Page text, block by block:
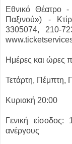
Εθνικό Θέατρο
Παξινού») -
3305074, 210-
Ημέρες και ώρες
Τετάρτη, Πέμπτη,
Κυριακή 20:00
Γενική είσοδος:
ανέργους